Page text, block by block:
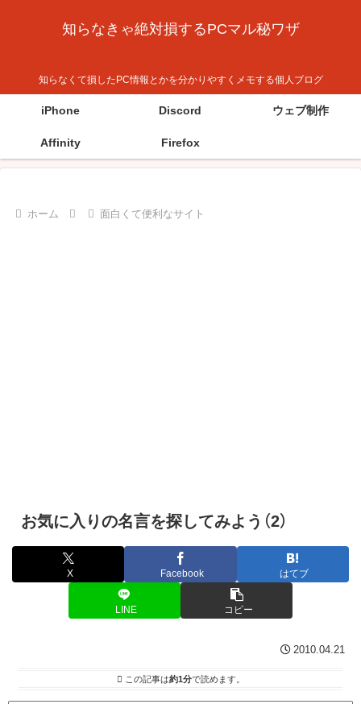
知らなきゃ絶対損するPCマル秘ワザ
知らなくて損したPC情報とかを分かりやすくメモする個人ブログ
iPhone Discord ウェブ制作
Affinity Firefox
ホーム 面白くて便利なサイト
お気に入りの名言を探してみよう（2）
X Facebook はてブ
LINE コピー
2010.04.21
この記事は約1分で読めます。